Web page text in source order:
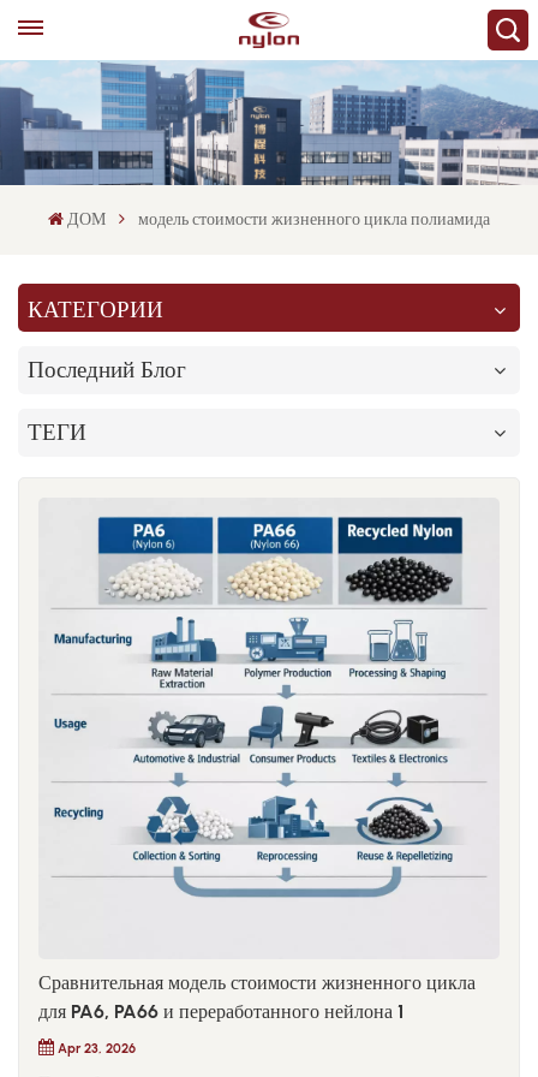
ДОМ модель стоимости жизненного цикла полиамида
КАТЕГОРИИ
Последний Блог
ТЕГИ
Сравнительная модель стоимости жизненного цикла
для PA6, PA66 и переработанного нейлона 1
Apr 23, 2026